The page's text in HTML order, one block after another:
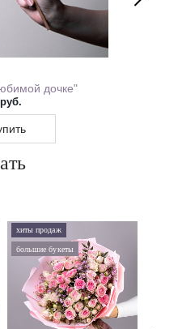
соблюдение стиля и
можете быть
дочке"
хиты продаж
большие букеты